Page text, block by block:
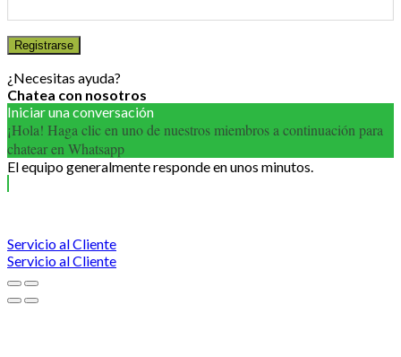
Registrarse
¿Necesitas ayuda?
Chatea con nosotros
Iniciar una conversación
¡Hola! Haga clic en uno de nuestros miembros a continuación para
chatear en Whatsapp
El equipo generalmente responde en unos minutos.
Servicio al Cliente
Servicio al Cliente